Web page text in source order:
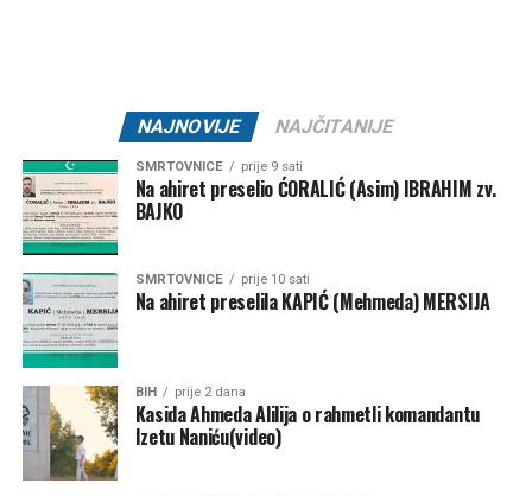
NK “Željezničar 73” –
MNK “Željo” –5.000 KM
Klub borilačkih sportova “Serhat” –1.500 KM
Ključ – 84.000 KM
NK “Ključ” –80.000 KM
Kanu-kajakaški klub “K4” –
FK “Bajer 99” Velagići –
NK “Omladinac” Sanica –1.000 KM
Bužim – 27.000 KM
NAJNOVIJE NAJČITANIJE
SMRTOVNICE prije 9 sati
Na ahiret preselio ĆORALIĆ (Asim) IBRAHIM zv.
BAJKO
SMRTOVNICE prije 10 sati
Na ahiret preselila KAPIĆ (Mehmeda) MERSIJA
BIH prije 2 dana
Kasida Ahmeda Alilija o rahmetli komandantu
Izetu Naniću(video)